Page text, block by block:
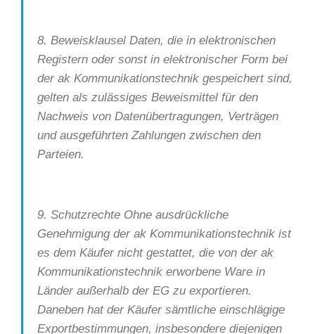
8. Beweisklausel Daten, die in elektronischen
Registern oder sonst in elektronischer Form bei
der ak Kommunikationstechnik gespeichert sind,
gelten als zulässiges Beweismittel für den
Nachweis von Datenübertragungen, Verträgen
und ausgeführten Zahlungen zwischen den
Parteien.
9. Schutzrechte Ohne ausdrückliche
Genehmigung der ak Kommunikationstechnik ist
es dem Käufer nicht gestattet, die von der ak
Kommunikationstechnik erworbene Ware in
Länder außerhalb der EG zu exportieren.
Daneben hat der Käufer sämtliche einschlägige
Exportbestimmungen, insbesondere diejenigen